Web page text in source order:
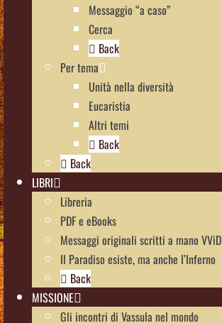
Messaggio “a caso”
Cerca
Back
Per tema
Unità nella diversità
Eucaristia
Altri temi
Back
Back
LIBRI
Libreria
PDF e eBooks
Messaggi originali scritti a mano VViD
Il Paradiso esiste, ma anche l’Inferno
Back
MISSIONE
Gli incontri di Vassula nel mondo